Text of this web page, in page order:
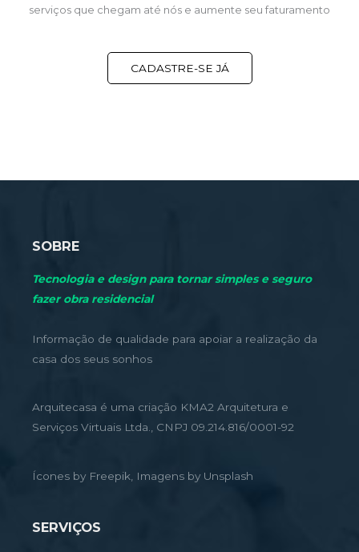
serviços que chegam até nós e aumente seu faturamento
CADASTRE-SE JÁ
SOBRE
Tecnologia e design para tornar simples e seguro
fazer obra residencial
Informação de qualidade para apoiar a realização da
casa dos seus sonhos
Arquitecasa é uma criação KMA2 Arquitetura e
Serviços Virtuais Ltda., CNPJ 09.214.816/0001-92
Ícones by Freepik, Imagens by Unsplash
SERVIÇOS